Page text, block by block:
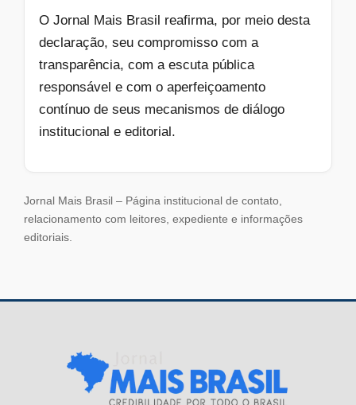
O Jornal Mais Brasil reafirma, por meio desta
declaração, seu compromisso com a
transparência, com a escuta pública
responsável e com o aperfeiçoamento
contínuo de seus mecanismos de diálogo
institucional e editorial.
Jornal Mais Brasil – Página institucional de contato,
relacionamento com leitores, expediente e informações
editoriais.